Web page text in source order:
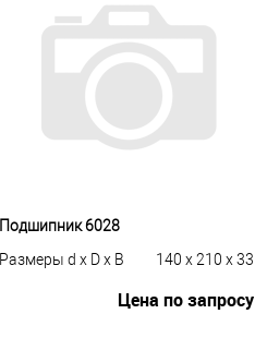
Купить в 1 клик
К сравнению
В избранное
Под заказ
Подшипник 6028
Размеры d x D x B
140 x 210 x 33
Цена по запросу